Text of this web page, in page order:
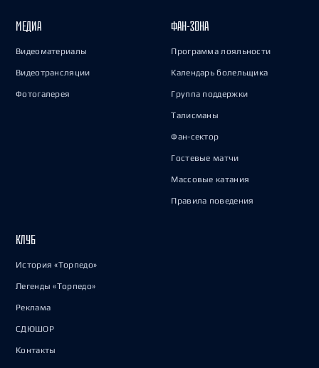
МЕДИА
Видеоматериалы
Видеотрансляции
Фотогалерея
ФАН-ЗОНА
Программа лояльности
Календарь болельщика
Группа поддержки
Талисманы
Фан-сектор
Гостевые матчи
Массовые катания
Правила поведения
КЛУБ
История «Торпедо»
Легенды «Торпедо»
Реклама
СДЮШОР
Контакты